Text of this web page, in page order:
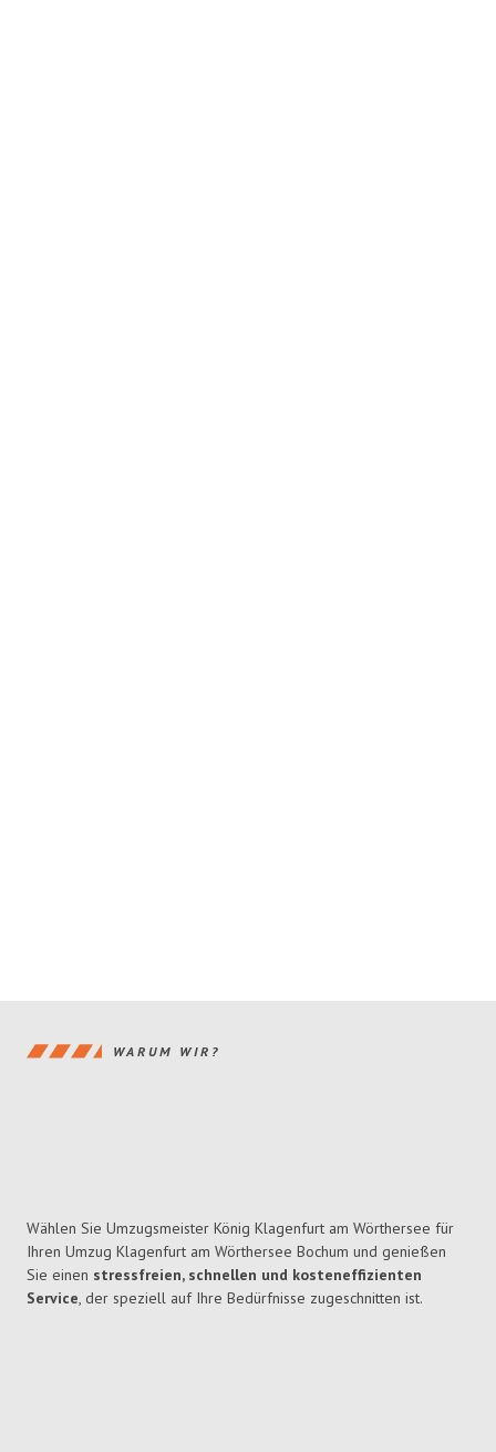
WARUM WIR?
Wählen Sie Umzugsmeister König Klagenfurt am Wörthersee für
Ihren Umzug Klagenfurt am Wörthersee Bochum und genießen
Sie einen stressfreien, schnellen und kosteneffizienten
Service, der speziell auf Ihre Bedürfnisse zugeschnitten ist.